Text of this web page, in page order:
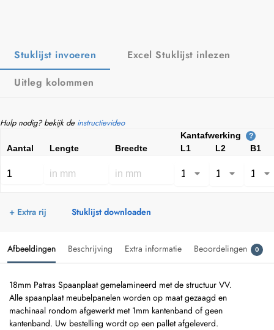
Stuklijst invoeren
Excel Stuklijst inlezen
Uitleg kolommen
Hulp nodig? bekijk de instructievideo
Kantafwerking ?
Aantal Lengte Breedte L1 L2 B1
+ Extra rij Stuklijst downloaden
Afbeeldingen Beschrijving Extra informatie Beoordelingen 0
18mm Patras Spaanplaat gemelamineerd met de structuur VV.
Alle spaanplaat meubelpanelen worden op maat gezaagd en
machinaal rondom afgewerkt met 1mm kantenband of geen
kantenband. Uw bestelling wordt op een pallet afgeleverd.